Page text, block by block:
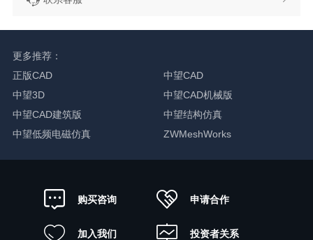
更多推荐：
正版CAD
中望CAD
中望3D
中望CAD机械版
中望CAD建筑版
中望结构仿真
中望低频电磁仿真
ZWMeshWorks
购买咨询 申请合作
加入我们 投资者关系